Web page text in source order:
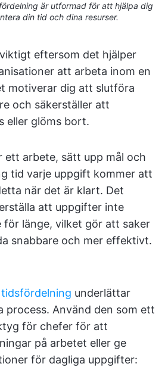
är utformad för att hjälpa dig
din tid och dina resurser.
eftersom det hjälper
att arbeta inom en
motiverar dig att slutföra
och säkerställer att
eller glöms bort.
ett arbete, sätt upp mål och
tid varje uppgift kommer att
när det är klart. Det
att uppgifter inte
för länge, vilket gör att saker
snabbare och mer effektivt.
underlättar
process. Använd den som ett
för chefer för att
på arbetet eller ge
för dagliga uppgifter: